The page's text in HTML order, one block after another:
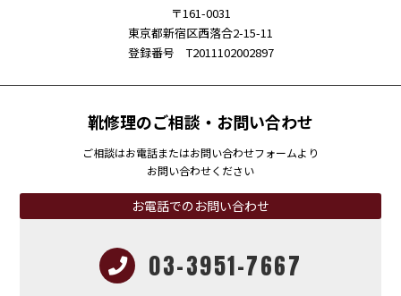
〒161-0031
東京都新宿区西落合2-15-11
登録番号 T2011102002897
靴修理のご相談・お問い合わせ
ご相談はお電話またはお問い合わせフォームより
お問い合わせください
お電話でのお問い合わせ
03-3951-7667